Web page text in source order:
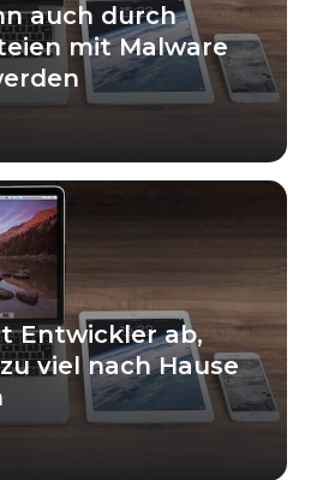
auch durch
mit Malware
Entwickler ab,
viel nach Hause